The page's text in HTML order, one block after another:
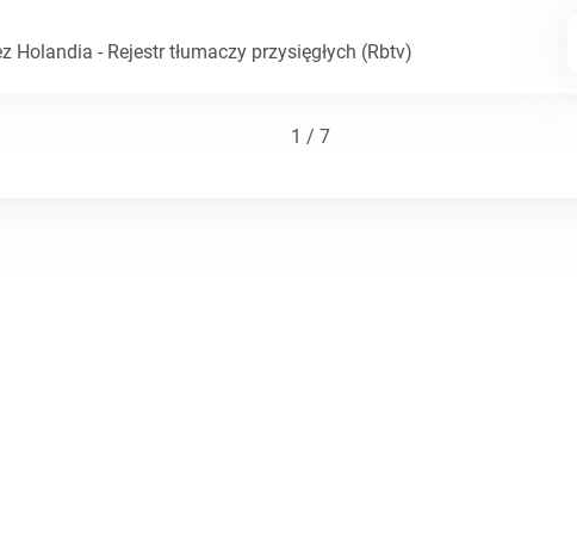
Holandia - Rejestr tłumaczy przysięgłych (Rbtv)
1 / 7